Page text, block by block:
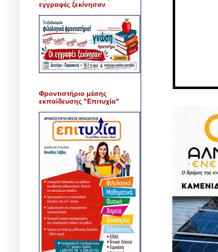
εγγραφές ξεκίνησαν
Φροντιστήριο μέσης
εκπαίδευσης "Επιτυχία"